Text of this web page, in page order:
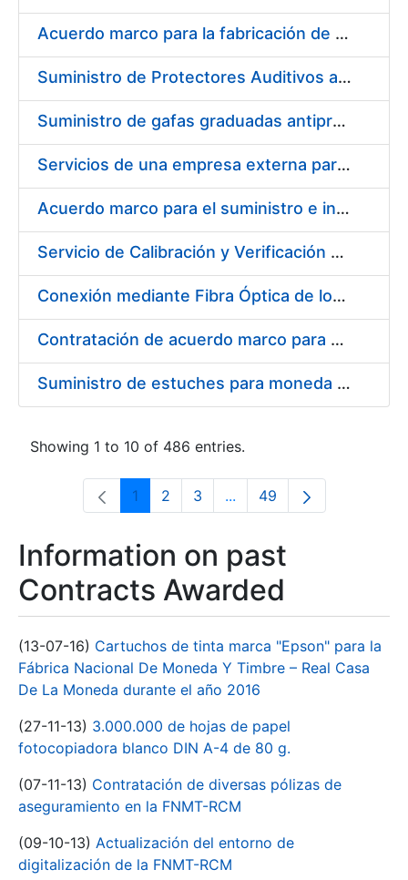
Show/Hide
Acuerdo marco para la fabricación de piezas
Suministro de Protectores Auditivos a medida para las personas trabajadoras de los Centros de Trabajo de Madrid y Burgos
Suministro de gafas graduadas antiproyecciones para los trabajadores de la FNMT-RCM en los centros de trabajo de Madrid y Burgos
Servicios de una empresa externa para el asesoramiento y resolución de los recursos de alzada que se presentan relacionados con procesos de selección para la FNMT-RCM
Acuerdo marco para el suministro e instalación de persianas, estores y otros complementos
Servicio de Calibración y Verificación Externa de los Equipos de Medición del Servicio de Prevención de la FNMT-RCM
Conexión mediante Fibra Óptica de los Centros de Proceso de Datos (CPDs) de las sedes de la FNMT-RCM de Burgos y Madrid
Contratación de acuerdo marco para el Suministro de Material de Electricidad para la Fábrica Nacional de Moneda y Timbre-Real Casa de la Moneda en su centro de trabajo de Burgos
Suministro de estuches para moneda de 30 €
Showing 1 to 10 of 486 entries.
Page
1 Page
2 Page
3 ...Intermediate Pages Use
Page
49
Information on past
Contracts Awarded
(13-07-16) Cartuchos de tinta marca "Epson" para la
Fábrica Nacional De Moneda Y Timbre – Real Casa
De La Moneda durante el año 2016
(27-11-13) 3.000.000 de hojas de papel
fotocopiadora blanco DIN A-4 de 80 g.
(07-11-13) Contratación de diversas pólizas de
aseguramiento en la FNMT-RCM
(09-10-13) Actualización del entorno de
digitalización de la FNMT-RCM